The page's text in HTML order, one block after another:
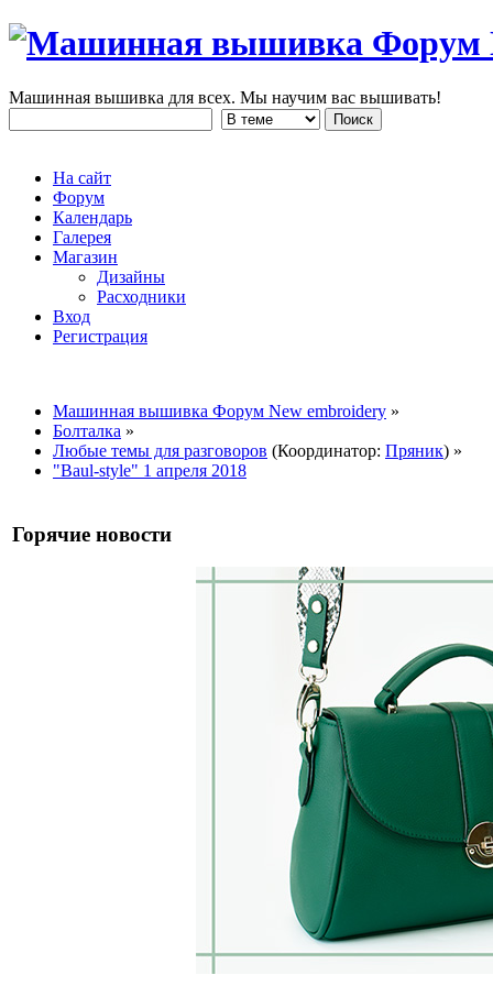
Машинная вышивка для всех. Мы научим вас вышивать!
На сайт
Форум
Календарь
Галерея
Магазин
Дизайны
Расходники
Вход
Регистрация
Машинная вышивка Форум New embroidery »
Болталка »
Любые темы для разговоров (Координатор: Пряник) »
"Baul-style" 1 апреля 2018
Горячие новости